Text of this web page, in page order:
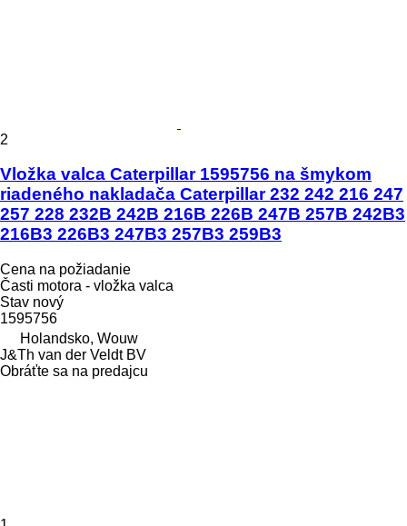
2
Vložka valca Caterpillar 1595756 na šmykom
riadeného nakladača Caterpillar 232 242 216 247
257 228 232B 242B 216B 226B 247B 257B 242B3
216B3 226B3 247B3 257B3 259B3
Cena na požiadanie
Časti motora - vložka valca
Stav nový
1595756
Holandsko, Wouw
J&Th van der Veldt BV
Obráťte sa na predajcu